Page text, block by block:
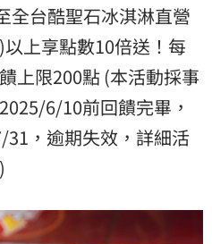
全台酷聖石冰淇淋直營
上享點數10倍送！每
上限200點 (本活動採事
6/10前回饋完畢，
，逾期失效，詳細活